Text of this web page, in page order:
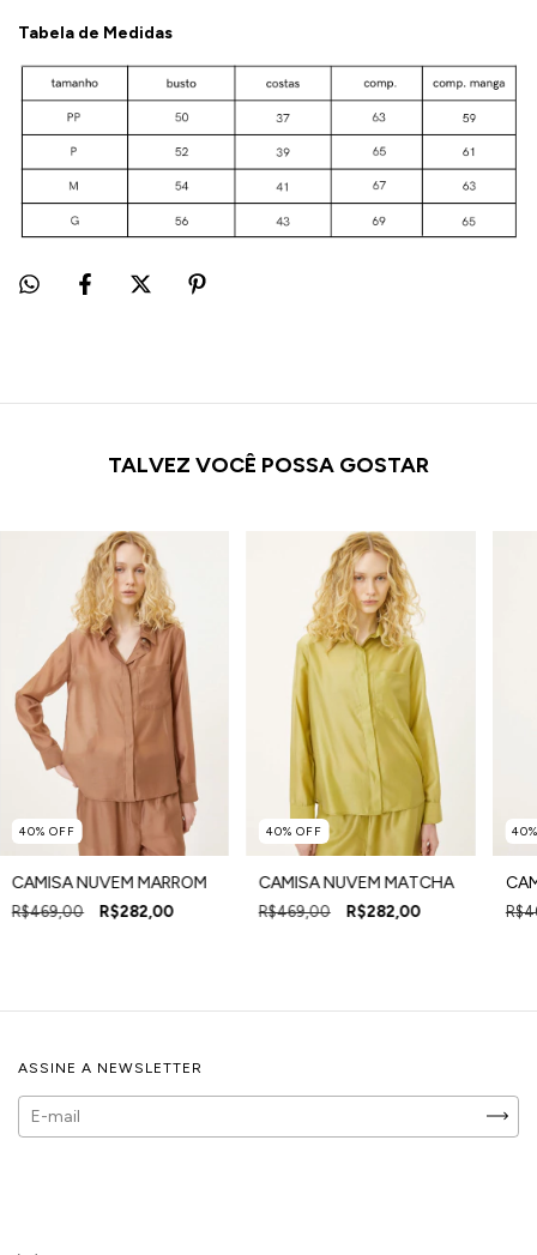
Tabela de Medidas
TALVEZ VOCÊ POSSA GOSTAR
40% OFF
CAMISA NUVEM MARROM
R$469,00 R$282,00
40% OFF
CAMISA NUVEM MATCHA
R$469,00 R$282,00
40
ASSINE A NEWSLETTER